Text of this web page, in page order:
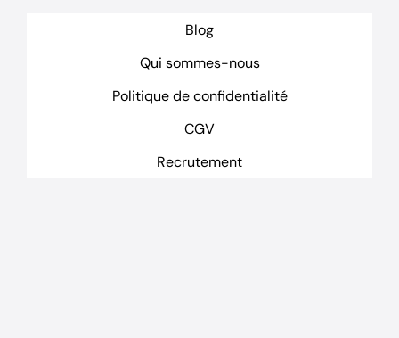
Blog
Qui sommes-nous
Politique de confidentialité
CGV
Recrutement